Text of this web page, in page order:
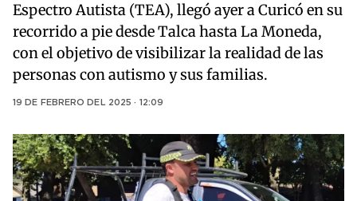
Espectro Autista (TEA), llegó ayer a Curicó en su
recorrido a pie desde Talca hasta La Moneda,
con el objetivo de visibilizar la realidad de las
personas con autismo y sus familias.
19 DE FEBRERO DEL 2025 · 12:09